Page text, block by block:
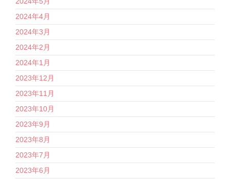
2024年4月
2024年3月
2024年2月
2024年1月
2023年12月
2023年11月
2023年10月
2023年9月
2023年8月
2023年7月
2023年6月